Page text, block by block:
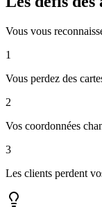
Vous vous
1
Vous perdez des
2
Vos coordonnées
3
Les clients perdent